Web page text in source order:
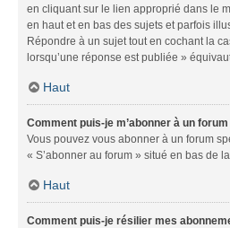
en cliquant sur le lien approprié dans le
en haut et en bas des sujets et parfois
Répondre à un sujet tout en cochant la
lorsqu’une réponse est publiée »
Haut
Comment puis-je m’abonner à un
Vous pouvez vous abonner à un forum
« S’abonner au forum » situé en bas de
Haut
Comment puis-je résilier mes